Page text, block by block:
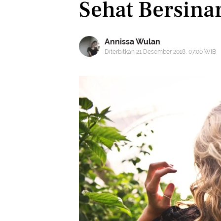
Sehat
Annissa Wulan
Diterbitkan 21 Desember 2018, 07:00 WIB